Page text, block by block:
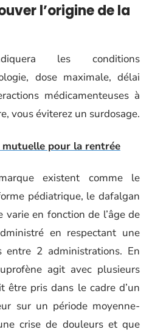
l’origine de la
les conditions
dose maximale, délai
médicamenteuses à
vous éviterez un surdosage.
mutuelle pour la rentrée
existent comme le
pédiatrique, le dafalgan
varie en fonction de l’âge de
en respectant une
2 administrations. En
agit avec plusieurs
être pris dans le cadre d’un
sur un période moyenne-
crise de douleurs et que